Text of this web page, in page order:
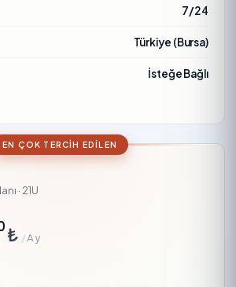
7/24
Türkiye (Bursa)
İsteğe Bağlı
EN ÇOK TERCIH EDILEN
· 21U
₺ /Ay